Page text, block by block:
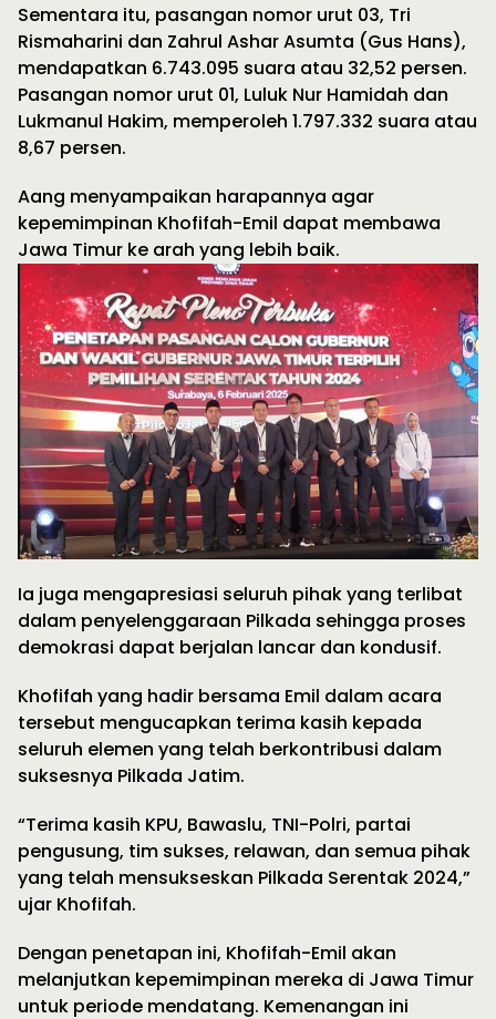
Sementara itu, pasangan nomor urut 03, Tri
Rismaharini dan Zahrul Ashar Asumta (Gus Hans),
mendapatkan 6.743.095 suara atau 32,52 persen.
Pasangan nomor urut 01, Luluk Nur Hamidah dan
Lukmanul Hakim, memperoleh 1.797.332 suara atau
8,67 persen.
Aang menyampaikan harapannya agar
kepemimpinan Khofifah-Emil dapat membawa
Jawa Timur ke arah yang lebih baik.
Ia juga mengapresiasi seluruh pihak yang terlibat
dalam penyelenggaraan Pilkada sehingga proses
demokrasi dapat berjalan lancar dan kondusif.
Khofifah yang hadir bersama Emil dalam acara
tersebut mengucapkan terima kasih kepada
seluruh elemen yang telah berkontribusi dalam
suksesnya Pilkada Jatim.
“Terima kasih KPU, Bawaslu, TNI-Polri, partai
pengusung, tim sukses, relawan, dan semua pihak
yang telah mensukseskan Pilkada Serentak 2024,”
ujar Khofifah.
Dengan penetapan ini, Khofifah-Emil akan
melanjutkan kepemimpinan mereka di Jawa Timur
untuk periode mendatang. Kemenangan ini